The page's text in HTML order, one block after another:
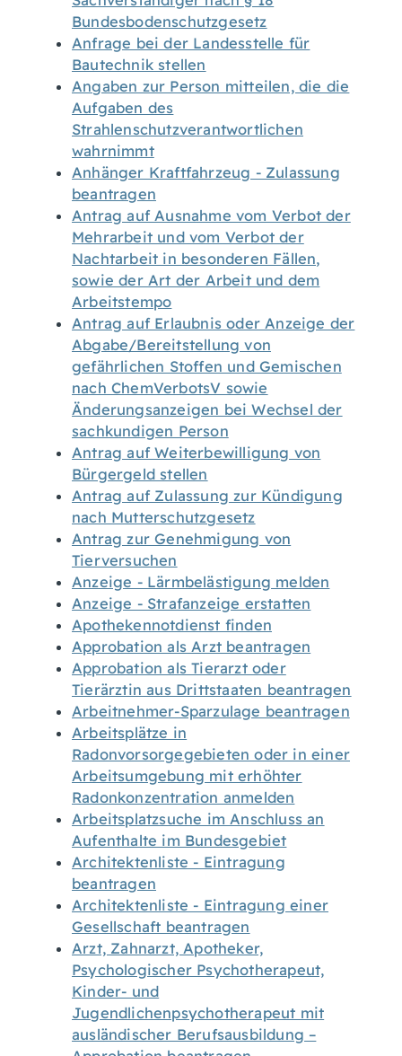
Bundesbodenschutzgesetz
Anfrage bei der Landesstelle für
Bautechnik stellen
Angaben zur Person mitteilen, die die
Aufgaben des
Strahlenschutzverantwortlichen
wahrnimmt
Anhänger Kraftfahrzeug - Zulassung
beantragen
Antrag auf Ausnahme vom Verbot der
Mehrarbeit und vom Verbot der
Nachtarbeit in besonderen Fällen,
sowie der Art der Arbeit und dem
Arbeitstempo
Antrag auf Erlaubnis oder Anzeige der
Abgabe/Bereitstellung von
gefährlichen Stoffen und Gemischen
nach ChemVerbotsV sowie
Änderungsanzeigen bei Wechsel der
sachkundigen Person
Antrag auf Weiterbewilligung von
Bürgergeld stellen
Antrag auf Zulassung zur Kündigung
nach Mutterschutzgesetz
Antrag zur Genehmigung von
Tierversuchen
Anzeige - Lärmbelästigung melden
Anzeige - Strafanzeige erstatten
Apothekennotdienst finden
Approbation als Arzt beantragen
Approbation als Tierarzt oder
Tierärztin aus Drittstaaten beantragen
Arbeitnehmer-Sparzulage beantragen
Arbeitsplätze in
Radonvorsorgegebieten oder in einer
Arbeitsumgebung mit erhöhter
Radonkonzentration anmelden
Arbeitsplatzsuche im Anschluss an
Aufenthalte im Bundesgebiet
Architektenliste - Eintragung
beantragen
Architektenliste - Eintragung einer
Gesellschaft beantragen
Arzt, Zahnarzt, Apotheker,
Psychologischer Psychotherapeut,
Kinder- und
Jugendlichenpsychotherapeut mit
ausländischer Berufsausbildung –